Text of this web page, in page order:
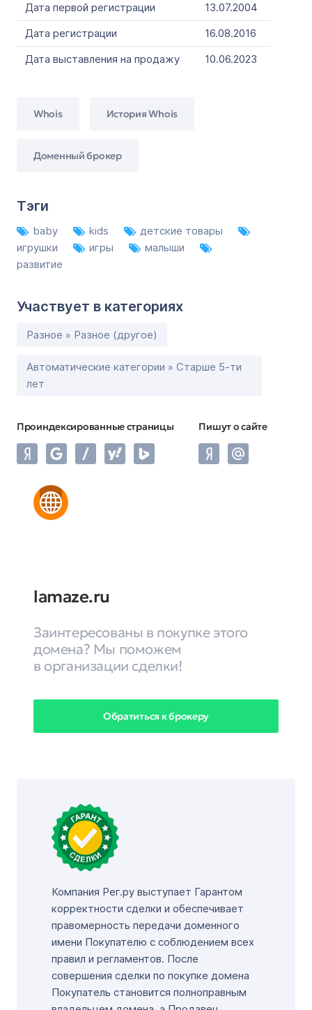
Дата первой регистрации
13.07.2004
Дата регистрации
16.08.2016
Дата выставления на продажу
10.06.2023
Whois История Whois
Доменный брокер
Тэги
baby kids
детские товары
игрушки
игры
малыши
развитие
Участвует в категориях
Разное » Разное (другое)
Автоматические категории » Старше 5-ти
лет
Проиндексированные страницы Пишут о сайте
lamaze.ru
Заинтересованы в покупке этого
домена? Мы поможем
в организации сделки!
Обратиться к брокеру
Компания Рег.ру выступает Гарантом
корректности сделки и обеспечивает
правомерность передачи доменного
имени Покупателю с соблюдением всех
правил и регламентов. После
совершения сделки по покупке домена
Покупатель становится полноправным